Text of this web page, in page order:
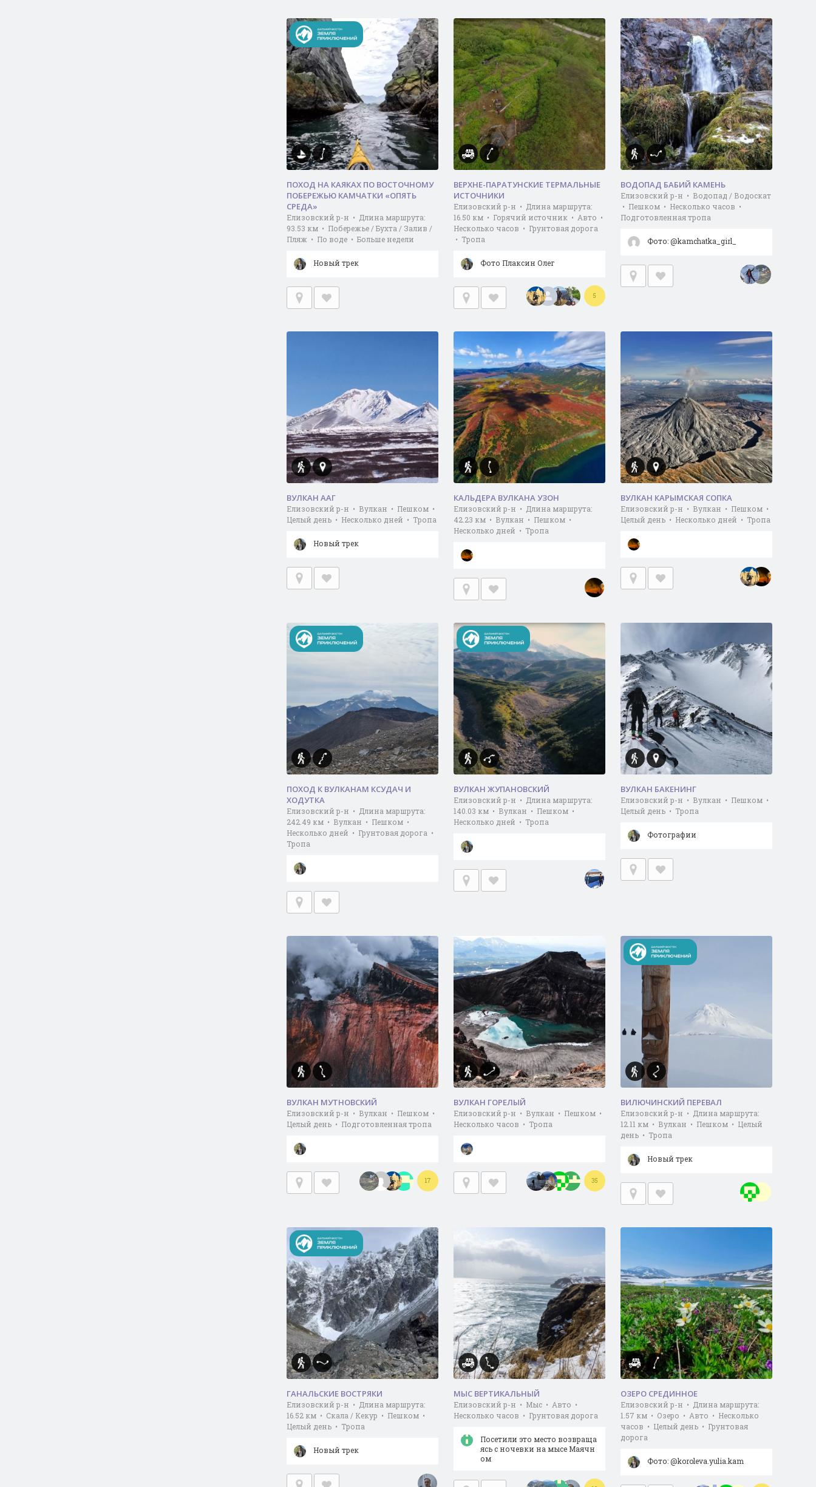
ПОХОД НА КАЯКАХ ПО ВОСТОЧНОМУ
ПОБЕРЕЖЬЮ КАМЧАТКИ «ОПЯТЬ
СРЕДА»
Елизовский р-н • Длина маршрута:
93.53 км • Побережье / Бухта / Залив /
Пляж • По воде • Больше недели
Новый трек
ВЕРХНЕ-ПАРАТУНСКИЕ ТЕРМАЛЬНЫЕ
ИСТОЧНИКИ
Елизовский р-н • Длина маршрута:
16.50 км • Горячий источник • Авто •
Несколько часов • Грунтовая дорога
• Тропа
Фото Плаксин Олег
5
ВОДОПАД БАБИЙ КАМЕНЬ
Елизовский р-н • Водопад / Водоскат
• Пешком • Несколько часов •
Подготовленная тропа
Фото: @kamchatka_girl_
ВУЛКАН ААГ
Елизовский р-н • Вулкан • Пешком •
Целый день • Несколько дней • Тропа
Новый трек
КАЛЬДЕРА ВУЛКАНА УЗОН
Елизовский р-н • Длина маршрута:
42.23 км • Вулкан • Пешком •
Несколько дней • Тропа
ВУЛКАН КАРЫМСКАЯ СОПКА
Елизовский р-н • Вулкан • Пешком •
Целый день • Несколько дней • Тропа
ПОХОД К ВУЛКАНАМ КСУДАЧ И
ХОДУТКА
Елизовский р-н • Длина маршрута:
242.49 км • Вулкан • Пешком •
Несколько дней • Грунтовая дорога •
Тропа
ВУЛКАН ЖУПАНОВСКИЙ
Елизовский р-н • Длина маршрута:
140.03 км • Вулкан • Пешком •
Несколько дней • Тропа
ВУЛКАН БАКЕНИНГ
Елизовский р-н • Вулкан • Пешком •
Целый день • Тропа
Фотографии
ВУЛКАН МУТНОВСКИЙ
Елизовский р-н • Вулкан • Пешком •
Целый день • Подготовленная тропа
17
ВУЛКАН ГОРЕЛЫЙ
Елизовский р-н • Вулкан • Пешком •
Несколько часов • Тропа
35
ВИЛЮЧИНСКИЙ ПЕРЕВАЛ
Елизовский р-н • Длина маршрута:
12.11 км • Вулкан • Пешком • Целый
день • Тропа
Новый трек
ГАНАЛЬСКИЕ ВОСТРЯКИ
Елизовский р-н • Длина маршрута:
16.52 км • Скала / Кекур • Пешком •
Целый день • Тропа
Новый трек
МЫС ВЕРТИКАЛЬНЫЙ
Елизовский р-н • Мыс • Авто •
Несколько часов • Грунтовая дорога
Посетили это место возвраща
ясь с ночевки на мысе Маячн
ом
ОЗЕРО СРЕДИННОЕ
Елизовский р-н • Длина маршрута:
1.57 км • Озеро • Авто • Несколько
часов • Целый день • Грунтовая
дорога
Фото: @koroleva.yulia.kam